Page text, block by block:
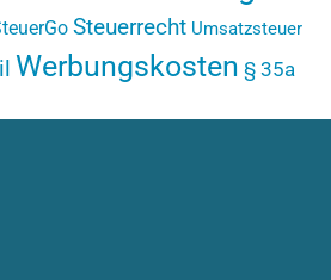
Steuerrecht Umsatzsteuer
Werbungskosten § 35a